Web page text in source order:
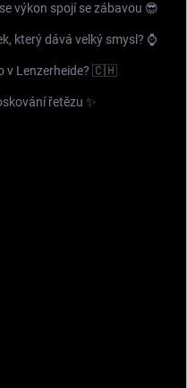
výkon spojí se zábavou 😎
který dává velký smysl? ⌚️
v Lenzerheide? 🇨🇭
řetězu ✨